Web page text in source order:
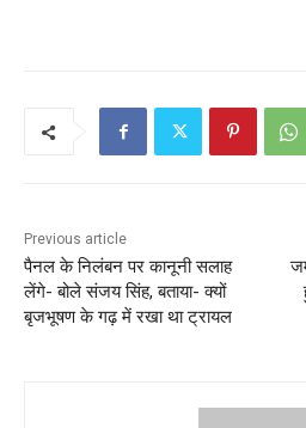
Previous article
पैनल के निलंबन पर कानूनी सलाह
लेंगे- बोले संजय सिंह, बताया- क्यों
बृजभूषण के गढ़ में रखा था ट्रायल